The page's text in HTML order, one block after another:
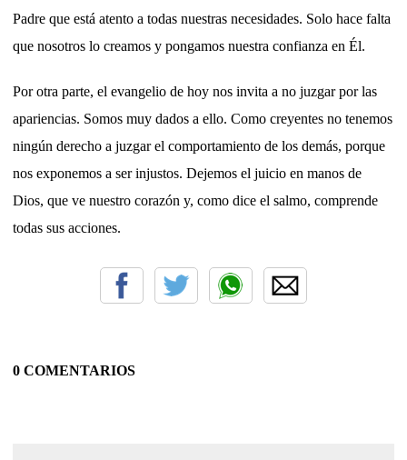
Padre que está atento a todas nuestras necesidades. Solo hace falta
que nosotros lo creamos y pongamos nuestra confianza en Él.
Por otra parte, el evangelio de hoy nos invita a no juzgar por las
apariencias. Somos muy dados a ello. Como creyentes no tenemos
ningún derecho a juzgar el comportamiento de los demás, porque
nos exponemos a ser injustos. Dejemos el juicio en manos de
Dios, que ve nuestro corazón y, como dice el salmo, comprende
todas sus acciones.
0 COMENTARIOS